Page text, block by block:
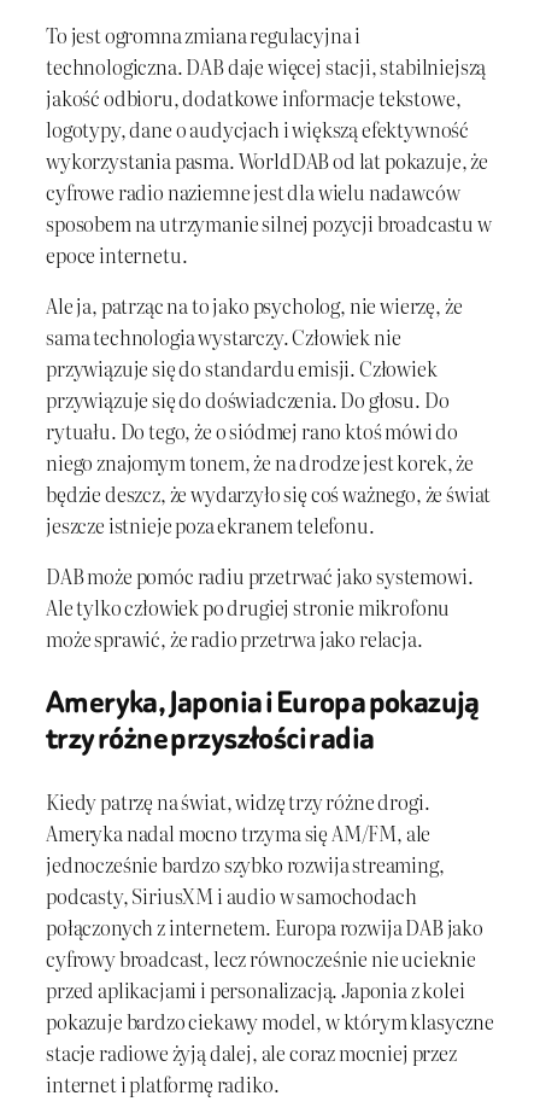
To jest ogromna zmiana regulacyjna i
technologiczna. DAB daje więcej stacji, stabilniejszą
jakość odbioru, dodatkowe informacje tekstowe,
logotypy, dane o audycjach i większą efektywność
wykorzystania pasma. WorldDAB od lat pokazuje, że
cyfrowe radio naziemne jest dla wielu nadawców
sposobem na utrzymanie silnej pozycji broadcastu w
epoce internetu.
Ale ja, patrząc na to jako psycholog, nie wierzę, że
sama technologia wystarczy. Człowiek nie
przywiązuje się do standardu emisji. Człowiek
przywiązuje się do doświadczenia. Do głosu. Do
rytuału. Do tego, że o siódmej rano ktoś mówi do
niego znajomym tonem, że na drodze jest korek, że
będzie deszcz, że wydarzyło się coś ważnego, że świat
jeszcze istnieje poza ekranem telefonu.
DAB może pomóc radiu przetrwać jako systemowi.
Ale tylko człowiek po drugiej stronie mikrofonu
może sprawić, że radio przetrwa jako relacja.
Ameryka, Japonia i Europa pokazują
trzy różne przyszłości radia
Kiedy patrzę na świat, widzę trzy różne drogi.
Ameryka nadal mocno trzyma się AM/FM, ale
jednocześnie bardzo szybko rozwija streaming,
podcasty, SiriusXM i audio w samochodach
połączonych z internetem. Europa rozwija DAB jako
cyfrowy broadcast, lecz równocześnie nie ucieknie
przed aplikacjami i personalizacją. Japonia z kolei
pokazuje bardzo ciekawy model, w którym klasyczne
stacje radiowe żyją dalej, ale coraz mocniej przez
internet i platformę radiko.